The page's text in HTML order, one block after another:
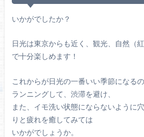
いかがでしたか？
日光は東京からも近く、観光、自然（
で十分楽しめます！
これからが日光の一番いい季節になる
ランニングして、渋滞を避け、
また、イモ洗い状態にならないように
りと疲れを癒してみては
いかがでしょうか。